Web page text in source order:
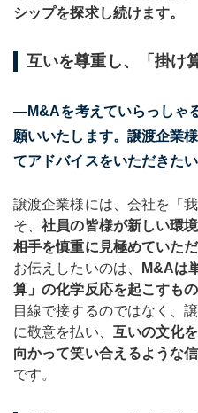
シップを探求し続けます。
互いを尊重し、「掛け
―M&Aを考えていらっしゃ
願いいたします。譲渡企業
てアドバイスをいただきたい
譲渡企業様には、会社を「
そ、社員の皆様が新しい環
相手を慎重に見極めていた
お伝えしたいのは、
M&Aは
算」の化学反応を起こすもの
目線で接するのではなく、
に敬意を払い、 互いの文化
向かって笑い合えるような
です。